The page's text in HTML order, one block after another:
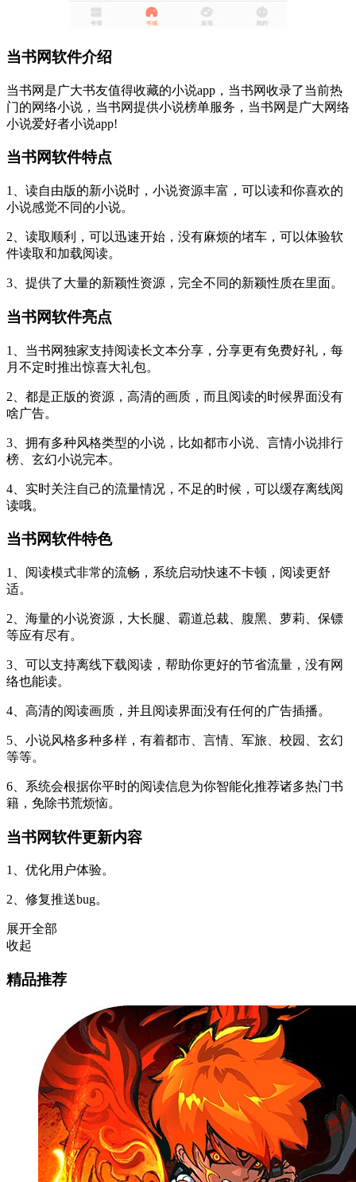
当书网软件介绍
当书网是广大书友值得收藏的小说app，当书网收录了当前热
门的网络小说，当书网提供小说榜单服务，当书网是广大网络
小说爱好者小说app!
当书网软件特点
1、读自由版的新小说时，小说资源丰富，可以读和你喜欢的
小说感觉不同的小说。
2、读取顺利，可以迅速开始，没有麻烦的堵车，可以体验软
件读取和加载阅读。
3、提供了大量的新颖性资源，完全不同的新颖性质在里面。
当书网软件亮点
1、当书网独家支持阅读长文本分享，分享更有免费好礼，每
月不定时推出惊喜大礼包。
2、都是正版的资源，高清的画质，而且阅读的时候界面没有
啥广告。
3、拥有多种风格类型的小说，比如都市小说、言情小说排行
榜、玄幻小说完本。
4、实时关注自己的流量情况，不足的时候，可以缓存离线阅
读哦。
当书网软件特色
1、阅读模式非常的流畅，系统启动快速不卡顿，阅读更舒
适。
2、海量的小说资源，大长腿、霸道总裁、腹黑、萝莉、保镖
等应有尽有。
3、可以支持离线下载阅读，帮助你更好的节省流量，没有网
络也能读。
4、高清的阅读画质，并且阅读界面没有任何的广告插播。
5、小说风格多种多样，有着都市、言情、军旅、校园、玄幻
等等。
6、系统会根据你平时的阅读信息为你智能化推荐诸多热门书
籍，免除书荒烦恼。
当书网软件更新内容
1、优化用户体验。
2、修复推送bug。
展开全部
收起
精品推荐